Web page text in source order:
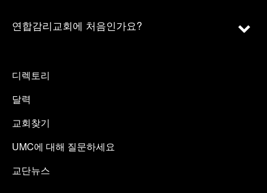
연합감리교회에 처음인가요?
디렉토리
달력
교회찾기
UMC에 대해 질문하세요
교단뉴스